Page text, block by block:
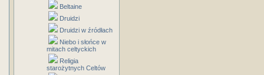
Beltaine
Druidzi
Druidzi w źródłach
Niebo i słońce w
mitach celtyckich
Religia
starożytnych Celtów